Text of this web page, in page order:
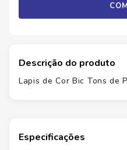
Descrição do produto
Lapis de Cor Bic Tons de
Especificações